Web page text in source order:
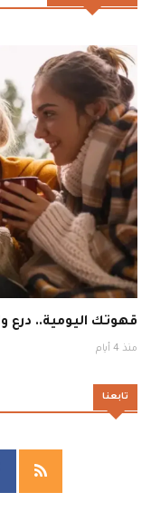
قهوتك اليومية.. درع
منذ 4 أيام
تابعنا